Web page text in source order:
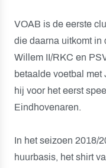
VOAB is de eerste
die daarna uitkomt in
Willem II/RKC en
betaalde voetbal
hij voor het eerst
Eindhovenaren.
In het seizoen 2018/
huurbasis, het shirt